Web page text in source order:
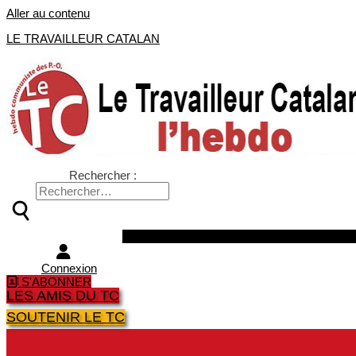
Aller au contenu
LE TRAVAILLEUR CATALAN
Rechercher :
Connexion
S'ABONNER
LES AMIS DU TC
SOUTENIR LE TC